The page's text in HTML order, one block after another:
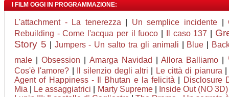
I FILM OGGI IN PROGRAMMAZIONE:
L'attachment - La tenerezza Un semplice incidente |
Rebuilding - Come l'acqua per il fuoco
Il caso 137
Story 5
Jumpers - Un salto tra gli animali Blue
male |Obsession Amarga Navidad |Allora Balliamo
Cos'è l'amore? Il silenzio degli altri Le città di pianura
Agent of Happiness - Il Bhutan e la felicità
Disclosure
Mia
Le assaggiatrici Marty Supreme| Inside Out (NO 3D)